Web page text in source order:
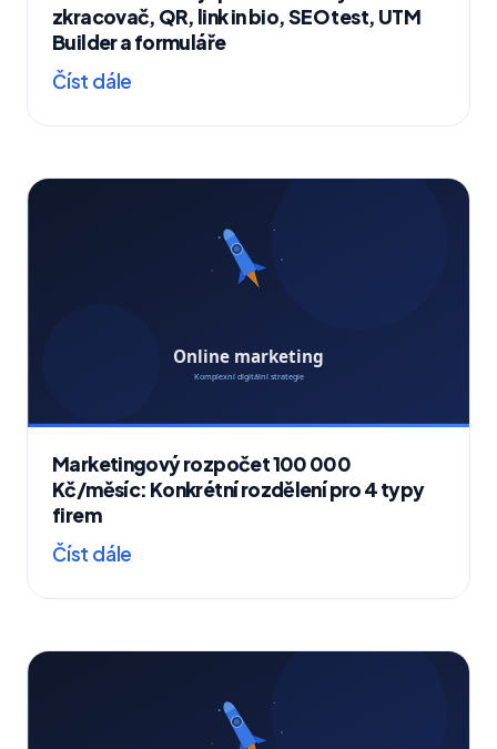
zkracovač, QR, link in bio, SEO test, UTM
Builder a formuláře
Číst dále
Marketingový rozpočet 100 000
Kč/měsíc: Konkrétní rozdělení pro 4 typy
firem
Číst dále